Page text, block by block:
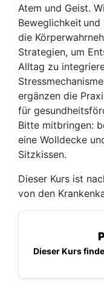
Atem und Geist.
Beweglichkeit
die
Strategien, um
Alltag zu
ergänzen die
für
Bitte mitbringen:
eine Wolldecke
Sitzkissen.
Dieser Kurs ist
von den
Dieser Kurs